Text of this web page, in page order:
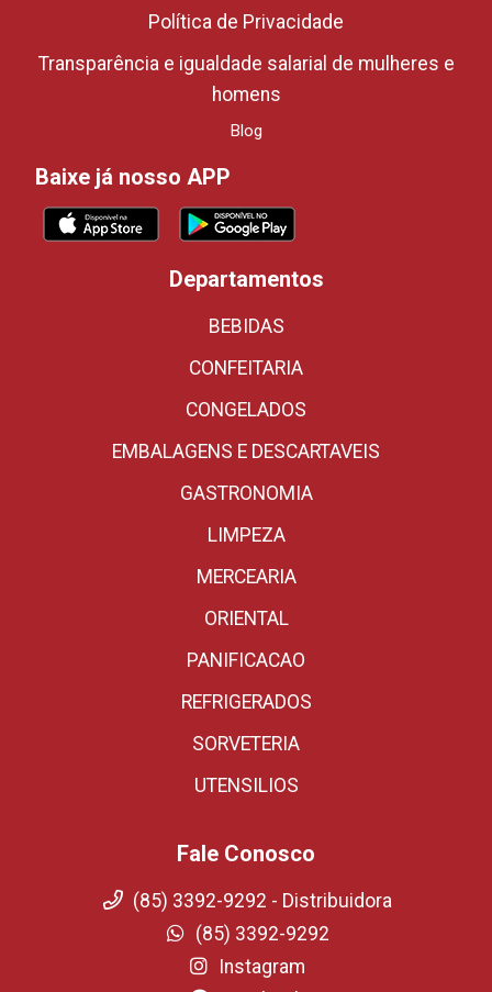
Política de Privacidade
Transparência e igualdade salarial de mulheres e
homens
Blog
Baixe já nosso APP
Departamentos
BEBIDAS
CONFEITARIA
CONGELADOS
EMBALAGENS E DESCARTAVEIS
GASTRONOMIA
LIMPEZA
MERCEARIA
ORIENTAL
PANIFICACAO
REFRIGERADOS
SORVETERIA
UTENSILIOS
Fale Conosco
(85) 3392-9292 - Distribuidora
(85) 3392-9292
Instagram